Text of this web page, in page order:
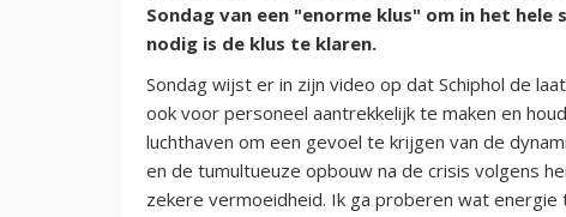
Sondag van een "enorme klus" om in het
nodig is de klus te klaren.
Sondag wijst er in zijn video op dat Schiphol de
ook voor personeel aantrekkelijk te maken en
luchthaven om een gevoel te krijgen van de
en de tumultueuze opbouw na de crisis volgens
zekere vermoeidheid. Ik ga proberen wat